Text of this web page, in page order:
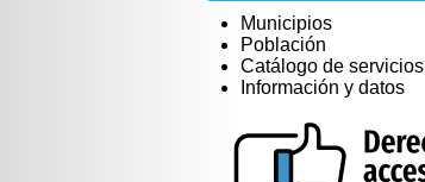
Municipios
Población
Catálogo de servicios
Información y datos